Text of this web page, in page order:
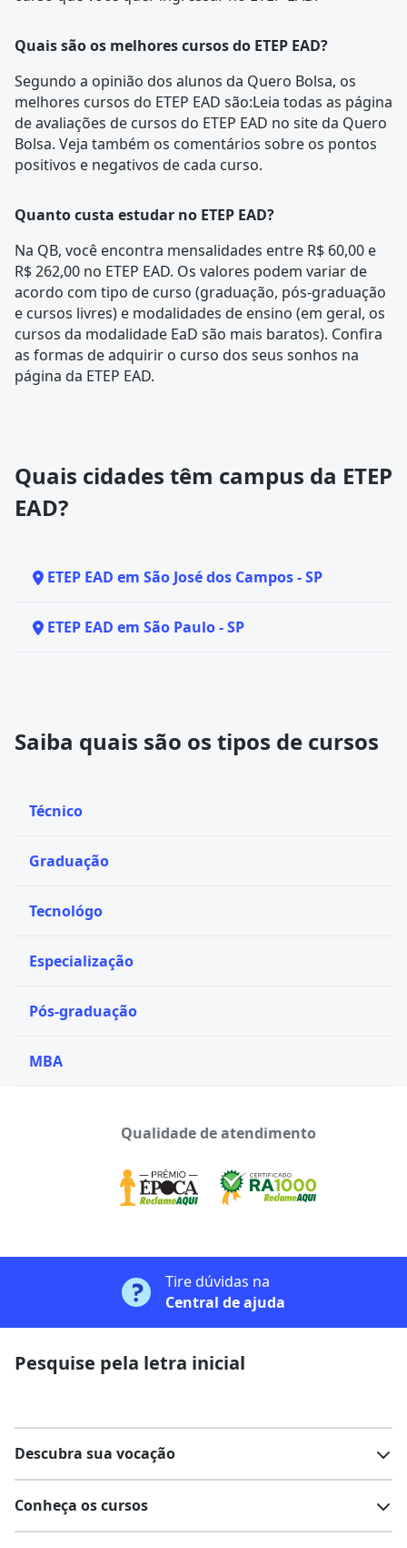
Quais são os melhores cursos do ETEP EAD?
Segundo a opinião dos alunos da Quero Bolsa, os
melhores cursos do ETEP EAD são:Leia todas as página
de avaliações de cursos do ETEP EAD no site da Quero
Bolsa. Veja também os comentários sobre os pontos
positivos e negativos de cada curso.
Quanto custa estudar no ETEP EAD?
Na QB, você encontra mensalidades entre R$ 60,00 e
R$ 262,00 no ETEP EAD. Os valores podem variar de
acordo com tipo de curso (graduação, pós-graduação
e cursos livres) e modalidades de ensino (em geral, os
cursos da modalidade EaD são mais baratos). Confira
as formas de adquirir o curso dos seus sonhos na
página da ETEP EAD.
Quais cidades têm campus da ETEP
EAD?
ETEP EAD em São José dos Campos - SP
ETEP EAD em São Paulo - SP
Saiba quais são os tipos de cursos
Técnico
Graduação
Tecnológo
Especialização
Pós-graduação
MBA
Qualidade de atendimento
Tire dúvidas na
Central de ajuda
Pesquise pela letra inicial
Descubra sua vocação
Conheça os cursos